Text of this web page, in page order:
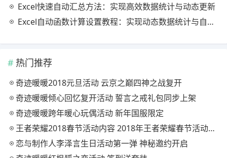
Excel快速自动汇总方法：实现高效数据统计与动态更新
Excel自动函数计算设置教程：实现动态数据统计与自动更新
热门推荐
奇迹暖暖2018元旦活动 云京之巅四神之战复开
奇迹暖暖倾心回忆复开活动 誓言之戒礼包同步上架
奇迹暖暖跨年暖心玩偶活动 新年国服限定
王者荣耀2018春节活动内容 2018年王者荣耀春节活动大全
恋与制作人李泽言生日活动第一弹 神秘邀约开启